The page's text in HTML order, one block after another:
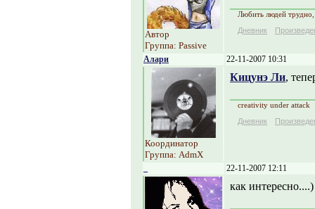
Автор
Группа: Passive
Любить людей
Дневник
Алари 22-11-2007 10:31
Координатор
Группа: AdmX
Кицунэ Ли,
creativity under attack
Дневник
22-11-2007 12:11
как интересно....)